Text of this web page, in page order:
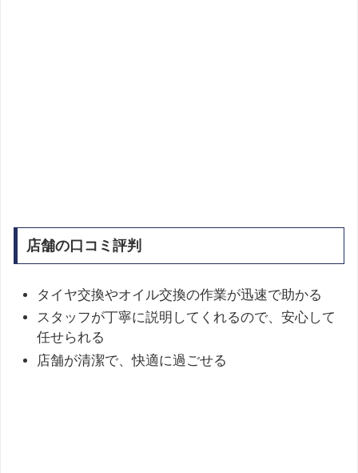
店舗の口コミ評判
タイヤ交換やオイル交換の作業が迅速で助かる
スタッフが丁寧に説明してくれるので、安心して
任せられる
店舗が清潔で、快適に過ごせる